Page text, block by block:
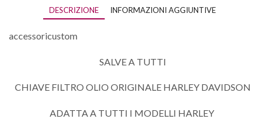
DESCRIZIONE INFORMAZIONI AGGIUNTIVE
accessoricustom
SALVE A TUTTI
CHIAVE FILTRO OLIO ORIGINALE HARLEY DAVIDSON
ADATTA A TUTTI I MODELLI HARLEY